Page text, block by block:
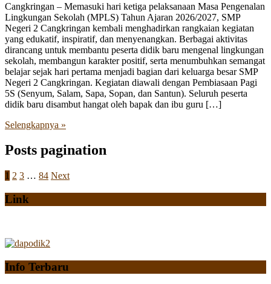
Cangkringan – Memasuki hari ketiga pelaksanaan Masa Pengenalan
Lingkungan Sekolah (MPLS) Tahun Ajaran 2026/2027, SMP
Negeri 2 Cangkringan kembali menghadirkan rangkaian kegiatan
yang edukatif, inspiratif, dan menyenangkan. Berbagai aktivitas
dirancang untuk membantu peserta didik baru mengenal lingkungan
sekolah, membangun karakter positif, serta menumbuhkan semangat
belajar sejak hari pertama menjadi bagian dari keluarga besar SMP
Negeri 2 Cangkringan. Kegiatan diawali dengan Pembiasaan Pagi
5S (Senyum, Salam, Sapa, Sopan, dan Santun). Seluruh peserta
didik baru disambut hangat oleh bapak dan ibu guru […]
Selengkapnya »
Posts pagination
1 2 3 … 84 Next
Link
Info Terbaru